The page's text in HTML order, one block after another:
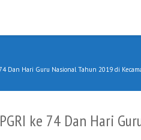
Dan Hari Guru Nasional Tahun 2019 di
ke 74 Dan Hari